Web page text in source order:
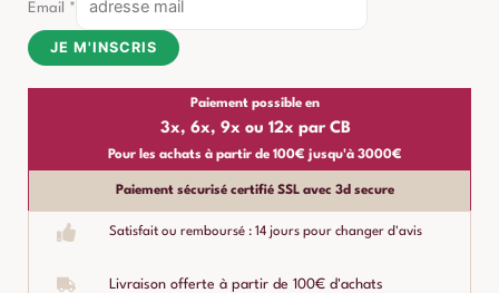
Email *
JE M'INSCRIS
Paiement possible en
3x, 6x, 9x ou 12x par CB
Pour les achats à partir de 100€ jusqu'à 3000€
Paiement sécurisé certifié SSL avec 3d secure
Satisfait ou remboursé : 14 jours pour changer d'avis
Livraison offerte à partir de 100€ d'achats